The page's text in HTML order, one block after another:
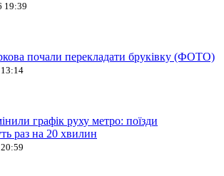
19:39
почали перекладати бруківку (ФОТО)
графік руху метро: поїзди
раз на 20 хвилин